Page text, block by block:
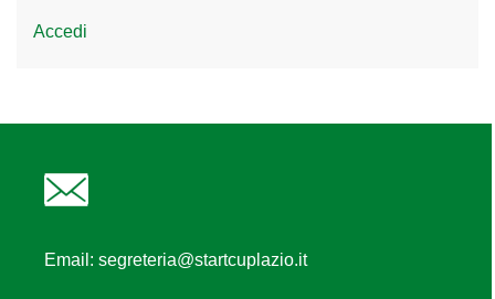
Accedi
Email: segreteria@startcuplazio.it